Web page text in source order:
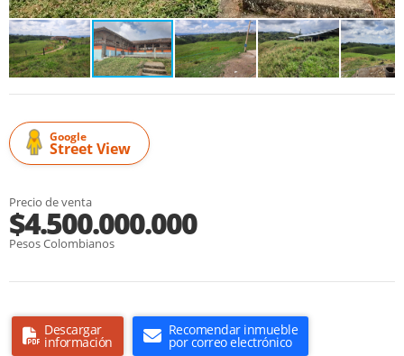
Google
Street View
Precio de venta
$4.500.000.000
Pesos Colombianos
Descargar
información
Recomendar inmueble
por correo electrónico